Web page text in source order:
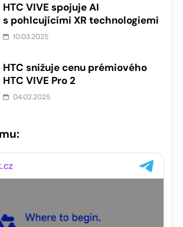
HTC VIVE spojuje AI
s pohlcujícími XR technologiemi
10.03.2025
HTC snižuje cenu prémiového
HTC VIVE Pro 2
04.02.2025